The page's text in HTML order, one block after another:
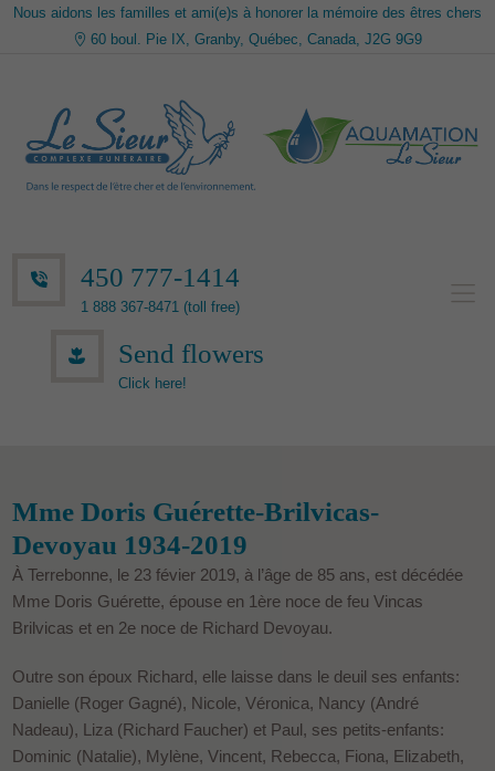
Nous aidons les familles et ami(e)s à honorer la mémoire des êtres chers
60 boul. Pie IX, Granby, Québec, Canada, J2G 9G9
450 777-1414
1 888 367-8471 (toll free)
Send flowers
Click here!
Mme Doris Guérette-Brilvicas-
Devoyau 1934-2019
À Terrebonne, le 23 févier 2019, à l’âge de 85 ans, est décédée
Mme Doris Guérette, épouse en 1ère noce de feu Vincas
Brilvicas et en 2e noce de Richard Devoyau.
Outre son époux Richard, elle laisse dans le deuil ses enfants:
Danielle (Roger Gagné), Nicole, Véronica, Nancy (André
Nadeau), Liza (Richard Faucher) et Paul, ses petits-enfants:
Dominic (Natalie), Mylène, Vincent, Rebecca, Fiona, Elizabeth,